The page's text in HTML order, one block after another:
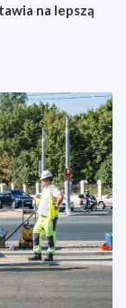
na lepszą